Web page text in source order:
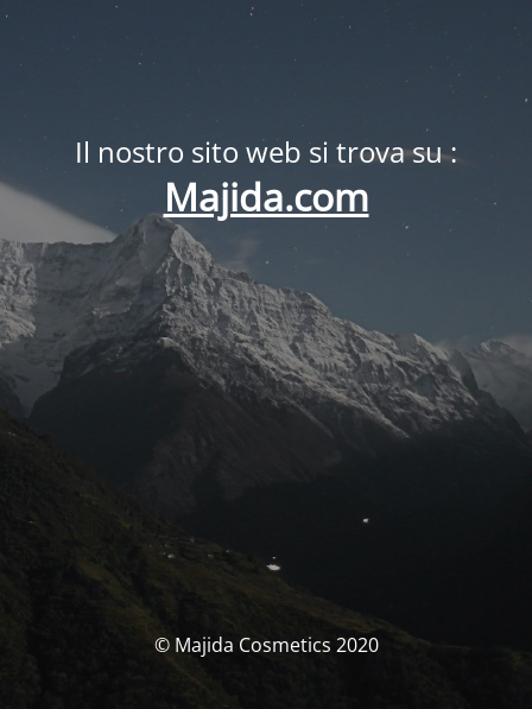
Il nostro sito web si trova su :
Majida.com
© Majida Cosmetics 2020